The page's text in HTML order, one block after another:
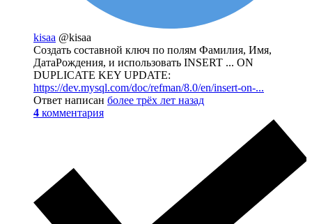
kisaa @kisaa
Создать составной ключ по полям Фамилия, Имя,
ДатаРождения, и использовать INSERT ... ON
DUPLICATE KEY UPDATE:
https://dev.mysql.com/doc/refman/8.0/en/insert-on-...
Ответ написан более трёх лет назад
4 комментария